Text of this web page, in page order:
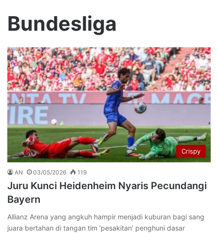
Bundesliga
Crispy
AN 03/05/2026 119
Juru Kunci Heidenheim Nyaris Pecundangi
Bayern
Allianz Arena yang angkuh hampir menjadi kuburan bagi sang
juara bertahan di tangan tim ‘pesakitan’ penghuni dasar